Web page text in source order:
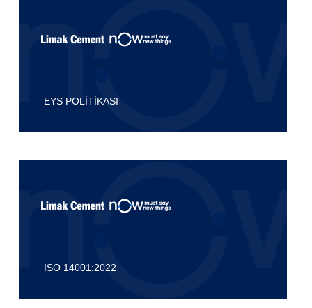
EYS POLİTİKASI
ISO 14001:2022